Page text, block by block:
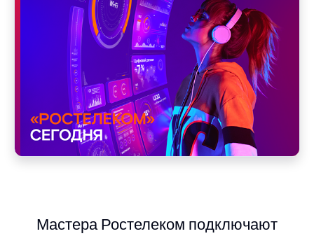
Мастера Ростелеком подключают